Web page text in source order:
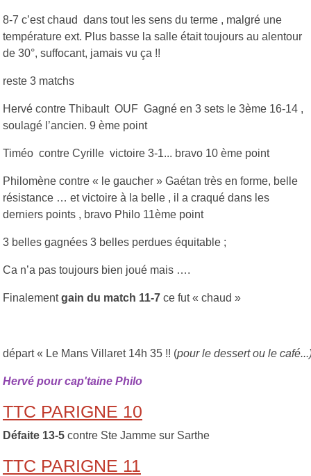
8-7 c’est chaud dans tout les sens du terme , malgré une
température ext. Plus basse la salle était toujours au alentour
de 30°, suffocant, jamais vu ça !!
reste 3 matchs
Hervé contre Thibault OUF Gagné en 3 sets le 3ème 16-14 ,
soulagé l’ancien. 9 ème point
Timéo contre Cyrille victoire 3-1... bravo 10 ème point
Philomène contre « le gaucher » Gaétan très en forme, belle
résistance … et victoire à la belle , il a craqué dans les
derniers points , bravo Philo 11ème point
3 belles gagnées 3 belles perdues équitable ;
Ca n’a pas toujours bien joué mais ….
Finalementgain du match 11-7 ce fut « chaud »
départ « Le Mans Villaret 14h 35 !! (pour le dessert ou le
Hervé pour cap'taine Philo
TTC PARIGNE 10
Défaite 13-5 contre Ste Jamme sur Sarthe
TTC PARIGNE 11